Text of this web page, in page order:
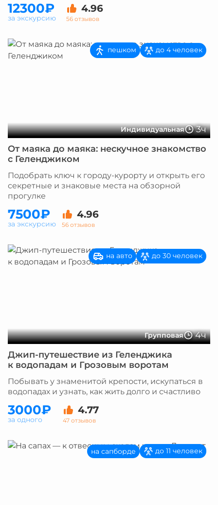
12300₽ 4.96
56 отзывов
за экскурсию
Индивидуальная 3ч
пешком до 4 человек
От маяка до маяка: нескучное знакомство
с Геленджиком
Подобрать ключ к городу-курорту и открыть его
секретные и знаковые места на обзорной
прогулке
7500₽ 4.96
56 отзывов
за экскурсию
Групповая 4ч
на авто до 30 человек
Джип-путешествие из Геленджика
к водопадам и Грозовым воротам
Побывать у знаменитой крепости, искупаться в
водопадах и узнать, как жить долго и счастливо
3000₽ 4.77
47 отзывов
за одного
на сапборде до 11 человек